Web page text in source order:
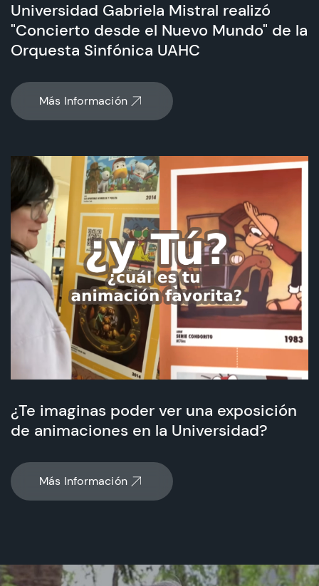
Universidad Gabriela Mistral realizó
"Concierto desde el Nuevo Mundo" de la
Orquesta Sinfónica UAHC
Más Información
¿Te imaginas poder ver una exposición
de animaciones en la Universidad?
Más Información